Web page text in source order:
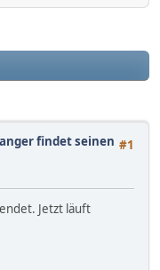
#1
findet seinen
Jetzt läuft